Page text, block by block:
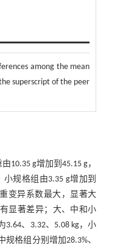
among the mean
superscript of the peer
10.35 g增加到45.15 g，
小规格组由3.35 g增加到
变异系数最大，显著大
显著差异；大、中和小
、3.32、5.08 kg，小
格组分别增加28.3%、